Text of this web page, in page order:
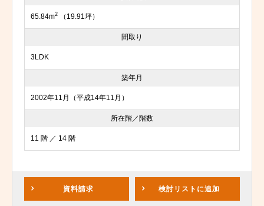
65.84m2 （19.91坪）
間取り
3LDK
築年月
2002年11月（平成14年11月）
所在階／階数
11 階 ／ 14 階
資料請求 検討リスト に追加